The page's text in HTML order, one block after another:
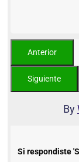
By
Si respondiste